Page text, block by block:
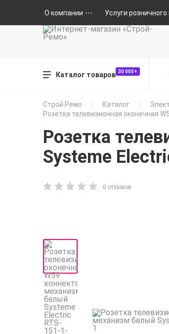
О компании Услуги
Каталог товаров 30 000+
Строй Ремо Каталог
Розетка телевизионная оконечная
Розетка
Systeme
0 отзывов